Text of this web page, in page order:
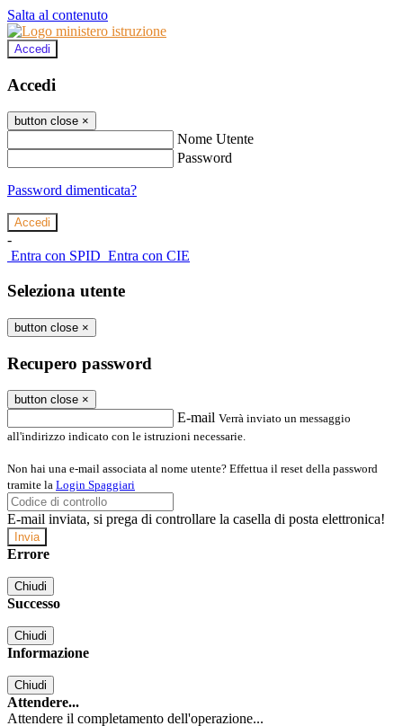
Salta al contenuto
Accedi
Accedi
button close ×
Nome Utente
Password
Password dimenticata?
-
Entra con SPID Entra con CIE
Seleziona utente
button close ×
Recupero password
button close ×
E-mail Verrà inviato un messaggio
all'indirizzo indicato con le istruzioni necessarie.
Non hai una e-mail associata al nome utente? Effettua il reset della password
tramite la Login Spaggiari
E-mail inviata, si prega di controllare la casella di posta elettronica!
Errore
Chiudi
Successo
Chiudi
Informazione
Chiudi
Attendere...
Attendere il completamento dell'operazione...